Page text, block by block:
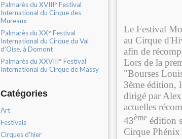
Palmarès du XVIII° Festival
International du Cirque des
Mureaux
Palmarès du XX° Festival
International du Cirque du Val
d’Oise, à Domont
Palmarès du XXVIII° Festival
International du Cirque de Massy
Catégories
Art
Festivals
Cirques d'hier
Le Festival
au Cirque
afin de
Lors de la
"Bourses
3ème édition,
dirigé par
actuelles
43ème édition
Cirque Phénix